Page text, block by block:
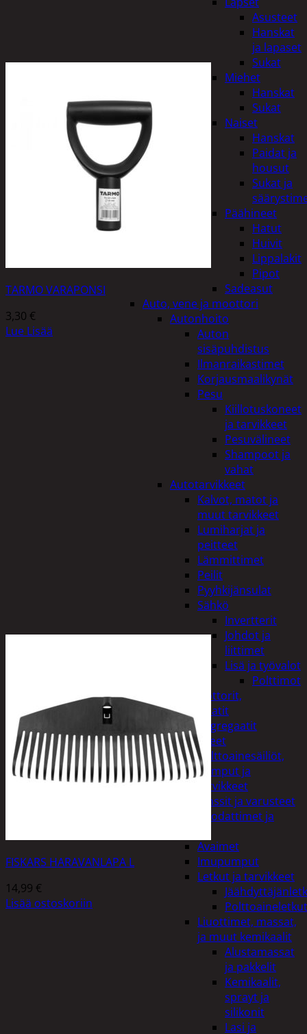
Asusteet
Hanskat
ja lapaset
Sukat
Miehet
Hanskat
Sukat
Naiset
Hanskat
Paidat ja
housut
Sukat ja
Päähineet
Hatut
Huivit
Lippalakit
Pipot
Sadeasut
Auto, vene ja moottori
Autonhoito
Auton
sisäpuhdistus
Ilmanraikastimet
Korjausmaalikynät
Pesu
Kiillotuskoneet
ja tarvikkeet
Pesuvälineet
Shampoot ja
vahat
Autotarvikkeet
Kalvot, matot ja
muut tarvikkeet
Lumiharjat ja
peitteet
Lämmittimet
Peilit
Pyyhkijänsulat
Sähkö
Invertterit
Johdot ja
liittimet
Lisä ja työvalot
Polttimot
Irtomoottorit,
aggregaatit
Aggregaatit
Lisälaitteet
Polttoainesäiliöt,
pumput ja
tarvikkeet
Vinssit ja varusteet
Öljyt, suodattimet ja
Avaimet
Imupumput
Letkut ja tarvikkeet
Polttoaineletkut
Liuottimet, massat,
ja muut kemikaalit
Alustamassat
ja pakkelit
Kemikaalit,
sprayt ja
silikonit
Lasi ja
TARMO VARAPONSI
3,30 €
Lue Lisää
FISKARS HARAVANLAPA L
14,99 €
Lisää ostoskoriin